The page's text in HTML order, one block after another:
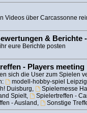
Videos über Carcassonne
& Berichte
eure Berichte posten
- Players meeting
sich die User zum Spielen
modell-hobby-spiel Leipzig
Duisburg, Spielemesse
Spielt, Spielertreffen -
- Ausland , Sonstige